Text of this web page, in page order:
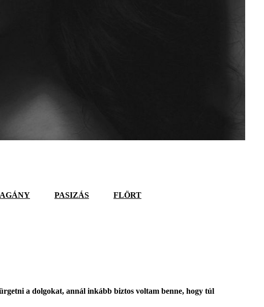
PASIZÁS FLÖRT
a dolgokat, annál inkább biztos voltam benne, hogy túl